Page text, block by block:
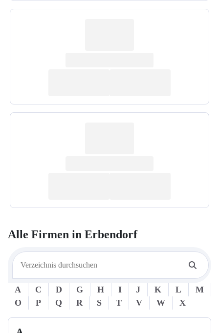
Alle Firmen in Erbendorf
A C D G H I J K L
M
O
P Q R S T V W X